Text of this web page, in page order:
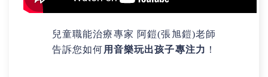
兒童職能治療專家 阿鎧(張旭鎧)老師
告訴您如何 用音樂玩出孩子專注力 ！